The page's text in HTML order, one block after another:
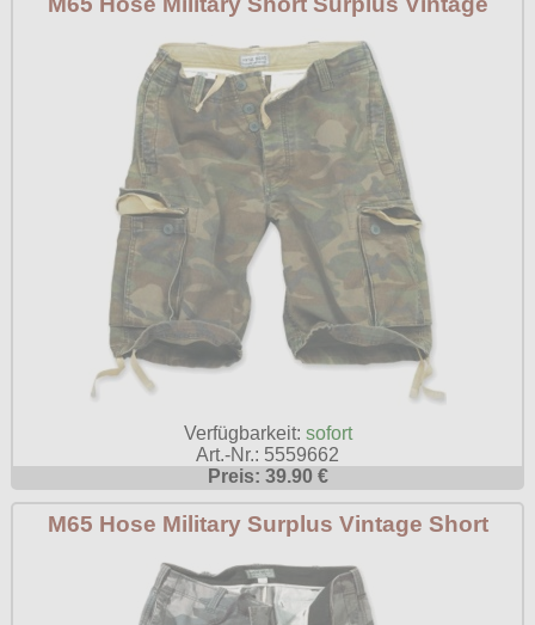
Queen of Darkness
Relco
Restyle
Rockabella
Sinister
Spin Doctor
Surplus
Vixxsin
Warrior Clothing
Punkrock
Rockabilly
Mods
Verfügbarkeit: sofort
Art.-Nr.: 5559662
Preis: 39.90 €
M65 Hose Military Surplus Vintage Short